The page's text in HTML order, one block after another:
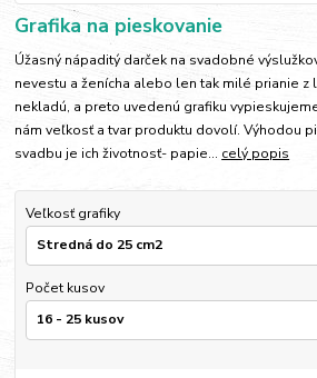
Grafika na pieskovanie
Úžasný nápaditý darček na svadobné
nevestu a ženícha alebo len tak milé prianie z
nekladú, a preto uvedenú grafiku
nám veľkosť a tvar produktu dovolí. Výhodou
svadbu je ich životnosť- papie... celý popis
Veľkosť grafiky
Počet kusov